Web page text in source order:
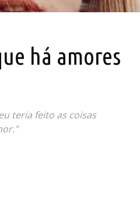
há amores
teria feito as coisas